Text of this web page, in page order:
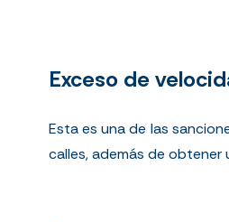
Exceso de
Esta es una de las
calles, además de